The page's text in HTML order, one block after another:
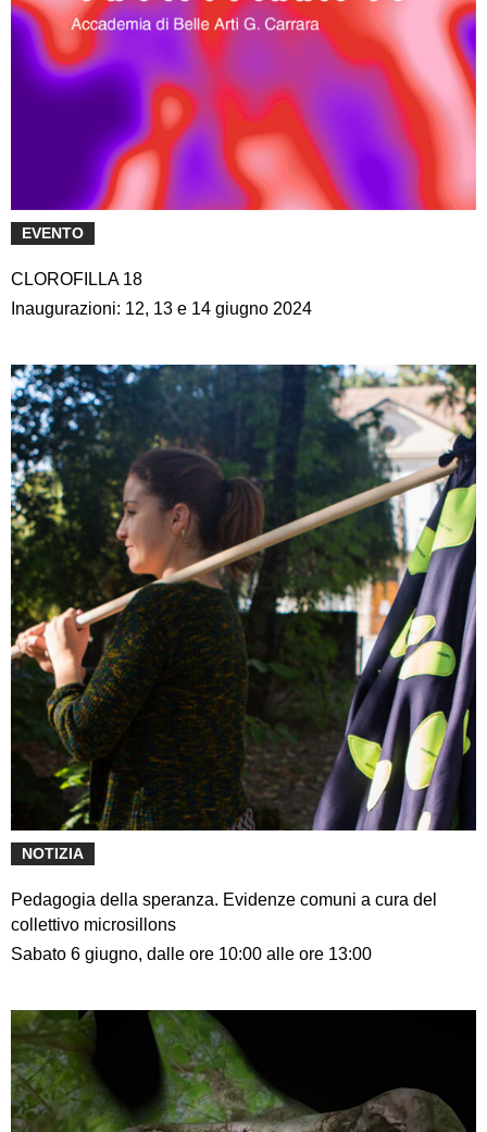
EVENTO
CLOROFILLA 18
Inaugurazioni: 12, 13 e 14 giugno 2024
NOTIZIA
Pedagogia della speranza. Evidenze comuni a cura del
collettivo microsillons
Sabato 6 giugno, dalle ore 10:00 alle ore 13:00